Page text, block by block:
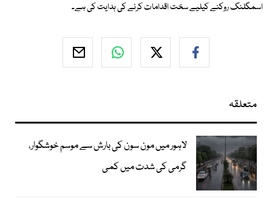
اسمگلنگ روکنے کیلیے سخت اقدامات کرنے کی ہدایت کی ہے۔
متعلقہ
لاہور میں مون سون کی بارش سے موسم خوشگوار،
گرمی کی شدت میں کمی